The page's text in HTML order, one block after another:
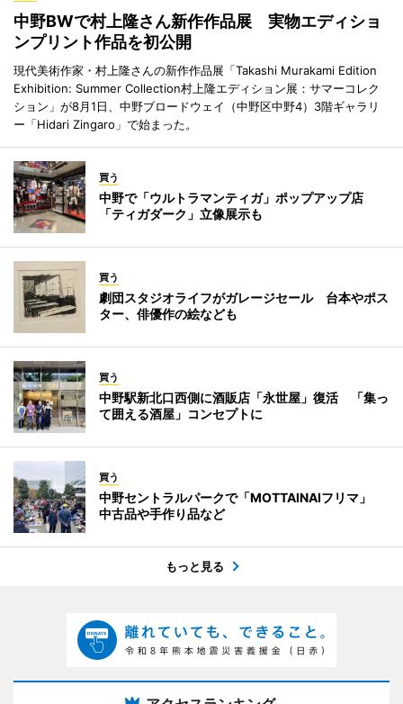
中野BWで村上隆さん新作作品展 実物エディショ
ンプリント作品を初公開
現代美術作家・村上隆さんの新作作品展「Takashi Murakami Edition
Exhibition: Summer Collection村上隆エディション展：サマーコレク
ション」が8月1日、中野ブロードウェイ（中野区中野4）3階ギャラリ
ー「Hidari Zingaro」で始まった。
買う
中野で「ウルトラマンティガ」ポップアップ店
「ティガダーク」立像展示も
買う
劇団スタジオライフがガレージセール 台本やポス
ター、俳優作の絵なども
買う
中野駅新北口西側に酒販店「永世屋」復活 「集っ
て囲える酒屋」コンセプトに
買う
中野セントラルパークで「MOTTAINAIフリマ」
中古品や手作り品など
もっと見る